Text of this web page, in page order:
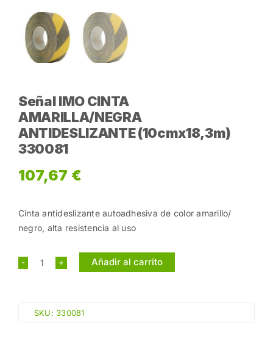
Señal IMO CINTA
AMARILLA/NEGRA
ANTIDESLIZANTE (10cmx18,3m)
330081
107,67 €
Cinta antideslizante autoadhesiva de color amarillo/
negro, alta resistencia al uso
Señal
AMARILLA/NEGRA
Añadir al carrito
SKU: 330081